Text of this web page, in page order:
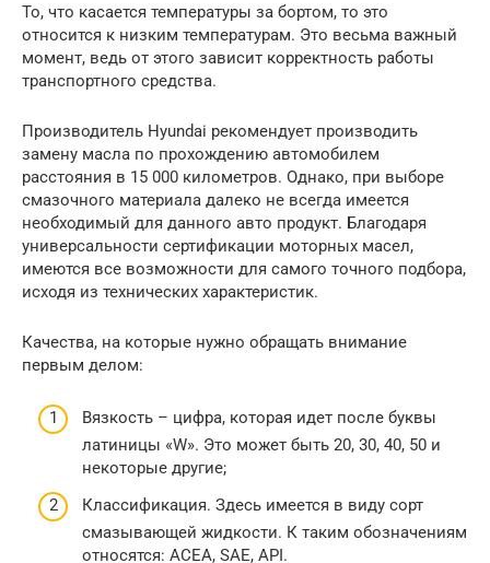
То, что касается температуры за бортом, то это
относится к низким температурам. Это весьма важный
момент, ведь от этого зависит корректность работы
транспортного средства.
Производитель Hyundai рекомендует производить
замену масла по прохождению автомобилем
расстояния в 15 000 километров. Однако, при выборе
смазочного материала далеко не всегда имеется
необходимый для данного авто продукт. Благодаря
универсальности сертификации моторных масел,
имеются все возможности для самого точного подбора,
исходя из технических характеристик.
Качества, на которые нужно обращать внимание
первым делом:
Вязкость – цифра, которая идет после буквы
латиницы «W». Это может быть 20, 30, 40, 50 и
некоторые другие;
Классификация. Здесь имеется в виду сорт
смазывающей жидкости. К таким обозначениям
относятся: ACEA, SAE, API.